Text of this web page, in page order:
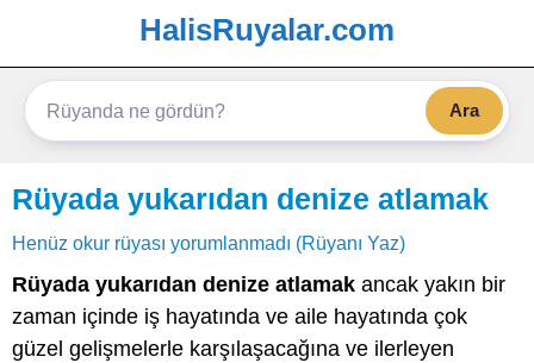
HalisRuyalar.com
Ara
Rüyada yukarıdan denize atlamak
Henüz okur rüyası yorumlanmadı (Rüyanı Yaz)
Rüyada yukarıdan denize atlamak ancak yakın bir
zaman içinde iş hayatında ve aile hayatında çok
güzel gelişmelerle karşılaşacağına ve ilerleyen